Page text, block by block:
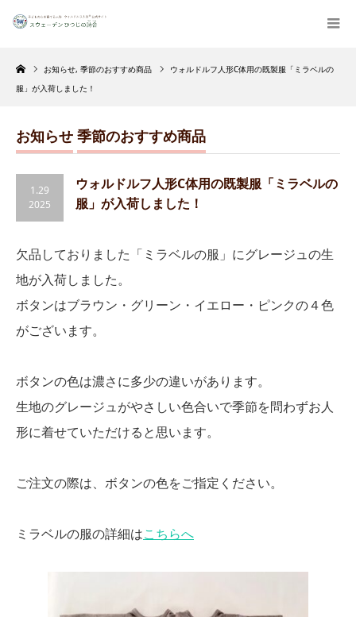
Home お知らせ, 季節のおすすめ商品
ウォルドルフ人形C体用の既製服「ミラベルの
服」が入荷しました！
お知らせ 季節のおすすめ商品
1.29
2025
ウォルドルフ人形C体用の既製服「ミラベルの
服」が入荷しました！
欠品しておりました「ミラベルの服」にグレージュの生
地が入荷しました。
ボタンはブラウン・グリーン・イエロー・ピンクの４色
がございます。
ボタンの色は濃さに多少の違いがあります。
生地のグレージュがやさしい色合いで季節を問わずお人
形に着せていただけると思います。
ご注文の際は、ボタンの色をご指定ください。
ミラベルの服の詳細はこちらへ